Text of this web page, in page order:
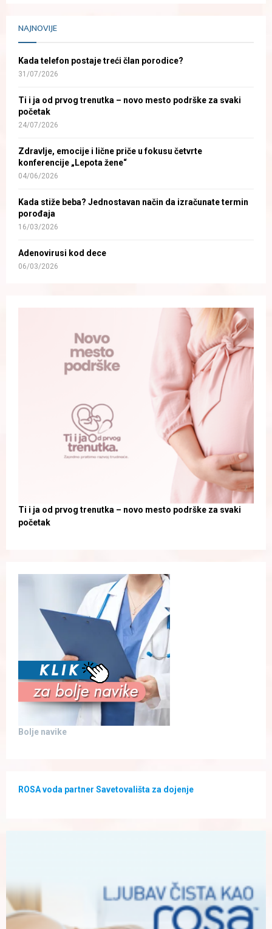
NAJNOVIJE
Kada telefon postaje treći član porodice?
31/07/2026
Ti i ja od prvog trenutka – novo mesto podrške za svaki
početak
24/07/2026
Zdravlje, emocije i lične priče u fokusu četvrte
konferencije „Lepota žene“
04/06/2026
Kada stiže beba? Jednostavan način da izračunate termin
porođaja
16/03/2026
Adenovirusi kod dece
06/03/2026
Ti i ja od prvog trenutka – novo mesto podrške za svaki
početak
Bolje navike
ROSA voda partner Savetovališta za dojenje